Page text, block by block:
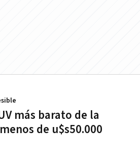
más barato de la
de u$s50.000